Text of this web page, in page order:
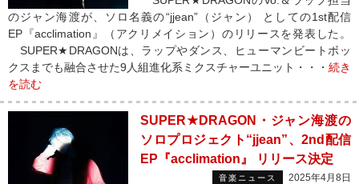
のジャン海渡が、ソロ名義の“jjean”（ジャン） としての1st配信
EP『acclimation』（アクリメイション）のリリースを発表した。
SUPER★DRAGONは、ラップやダンス、ヒューマンビートボッ
クスまでも融合させた9人組進化系ミクスチャーユニット・・・ 続き
を読む
SUPER★DRAGON・ジャン海渡の
ソロプロジェクト“jjean”、2nd配信
EP『acclimation』 リリース決定
音楽ニュース 2025年4月8日